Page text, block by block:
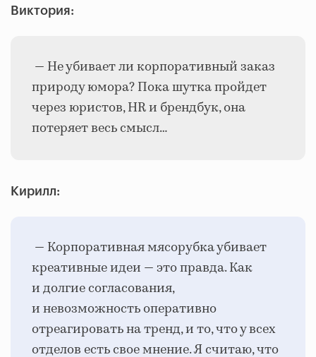
Виктория:
— Не убивает ли корпоративный заказ
природу юмора? Пока шутка пройдет
через юристов, HR и брендбук, она
потеряет весь смысл…
Кирилл:
— Корпоративная мясорубка убивает
креативные идеи — это правда. Как
и долгие согласования,
и невозможность оперативно
отреагировать на тренд, и то, что у всех
отделов есть свое мнение. Я считаю, что